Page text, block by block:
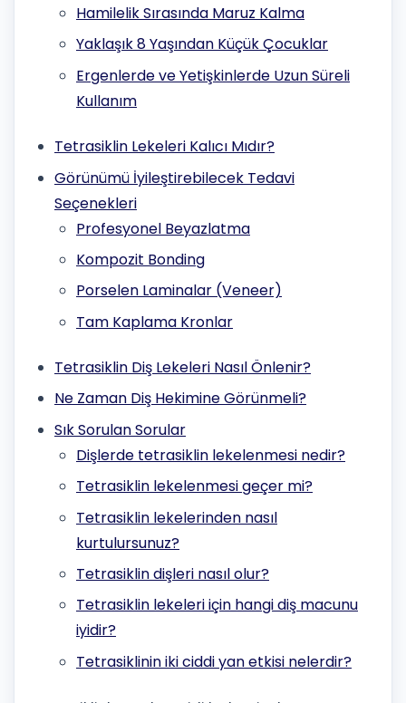
Hamilelik Sırasında Maruz Kalma
Yaklaşık 8 Yaşından Küçük Çocuklar
Ergenlerde ve Yetişkinlerde Uzun Süreli
Kullanım
Tetrasiklin Lekeleri Kalıcı Mıdır?
Görünümü İyileştirebilecek Tedavi
Seçenekleri
Profesyonel Beyazlatma
Kompozit Bonding
Porselen Laminalar (Veneer)
Tam Kaplama Kronlar
Tetrasiklin Diş Lekeleri Nasıl Önlenir?
Ne Zaman Diş Hekimine Görünmeli?
Sık Sorulan Sorular
Dişlerde tetrasiklin lekelenmesi nedir?
Tetrasiklin lekelenmesi geçer mi?
Tetrasiklin lekelerinden nasıl
kurtulursunuz?
Tetrasiklin dişleri nasıl olur?
Tetrasiklin lekeleri için hangi diş macunu
iyidir?
Tetrasiklinin iki ciddi yan etkisi nelerdir?